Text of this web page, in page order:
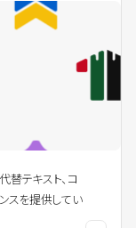
替テキスト、コ
スを提供してい